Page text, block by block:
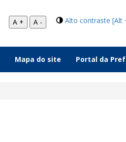
Alto contraste [Alt
A + A -
Mapa do site Portal da